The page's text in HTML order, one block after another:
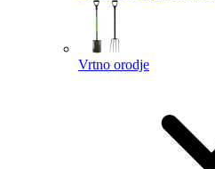
Vrtno orodje